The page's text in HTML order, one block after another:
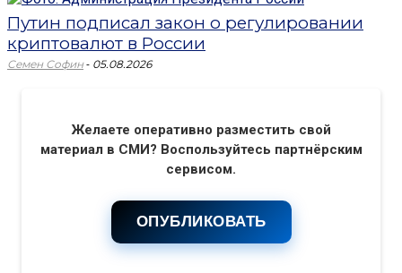
Путин подписал закон о регулировании
криптовалют в России
Семен Софин - 05.08.2026
Желаете оперативно разместить свой
материал в СМИ? Воспользуйтесь партнёрским
сервисом.
ОПУБЛИКОВАТЬ